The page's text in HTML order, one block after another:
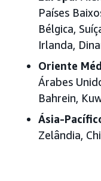
Países
Bélgica,
Irlanda,
Oriente
Árabes
Bahrein,
Ásia-
Zelândia,